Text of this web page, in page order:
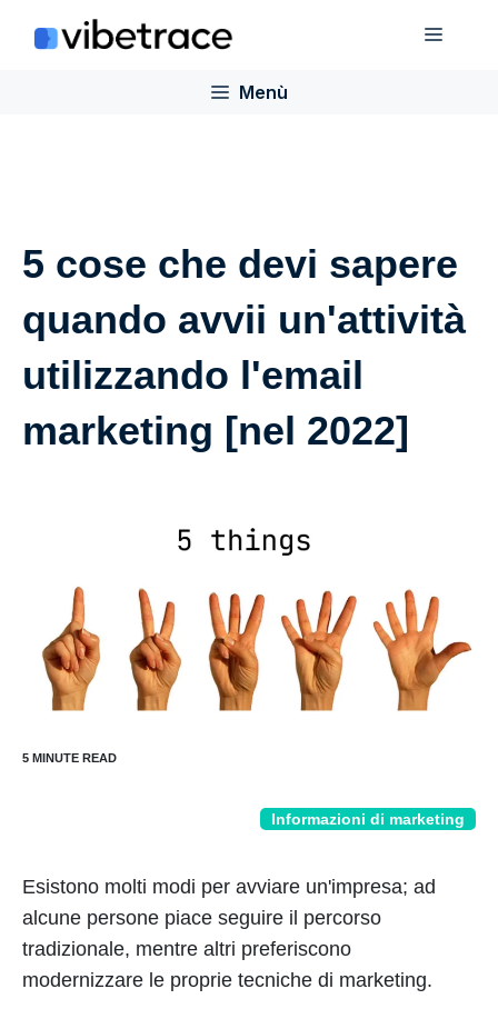
Menù
Menù
5 cose che devi sapere
quando avvii un'attività
utilizzando l'email
marketing [nel 2022]
Informazioni di marketing
Esistono molti modi per avviare un'impresa; ad
alcune persone piace seguire il percorso
tradizionale, mentre altri preferiscono
modernizzare le proprie tecniche di marketing.